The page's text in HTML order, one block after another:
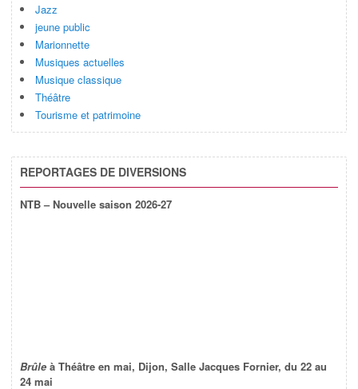
Jazz
jeune public
Marionnette
Musiques actuelles
Musique classique
Théâtre
Tourisme et patrimoine
REPORTAGES DE DIVERSIONS
NTB – Nouvelle saison 2026-27
Brûle à Théâtre en mai, Dijon, Salle Jacques Fornier, du 22 au
24 mai